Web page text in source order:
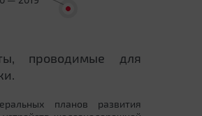
проводимые для
планов развития